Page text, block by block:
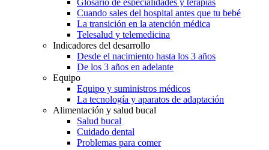
Cuando sales del hospital antes que tu bebé
La transición en la atención médica
Telesalud y telemedicina
Indicadores del desarrollo
Desde el nacimiento hasta los 3 años
De los 3 años en adelante
Equipo
Equipo y suministros médicos
La tecnología y aparatos de adaptación
Alimentación y salud bucal
Salud bucal
Cuidado dental
Problemas para comer